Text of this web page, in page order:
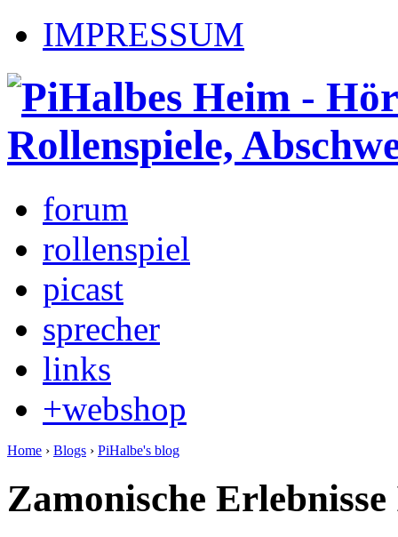
IMPRESSUM
forum
rollenspiel
picast
sprecher
links
+webshop
Home › Blogs › PiHalbe's blog
Zamonische